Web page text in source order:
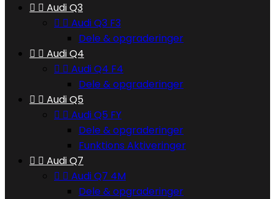
  Audi Q3
  Audi Q3 F3
Dele & opgraderinger
  Audi Q4
  Audi Q4 F4
Dele & opgraderinger
  Audi Q5
  Audi Q5 FY
Dele & opgraderinger
Funktions Aktiveringer
  Audi Q7
  Audi Q7 4M
Dele & opgraderinger